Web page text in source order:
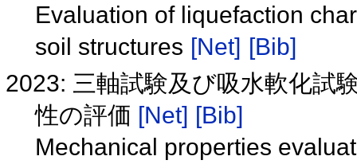
Evaluation of liquefaction
soil structures [Net] [Bib]
2023: 三軸試験及び吸水軟化試
性の評価 [Net] [Bib]
Mechanical properties